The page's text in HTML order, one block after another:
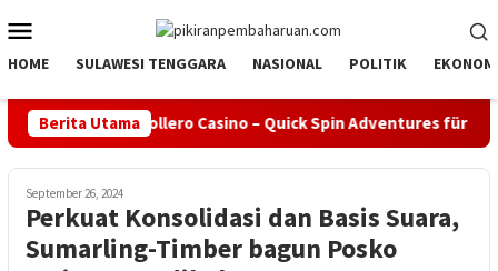
ke
kontenMobile
HOME SULAWESI TENGGARA NASIONAL POLITIK
Berita UtamaRollero Casino – Quick Spin Adventures für den
September 26, 2024
Perkuat Konsolidasi dan Basis Suara,
Sumarling-Timber bagun Posko